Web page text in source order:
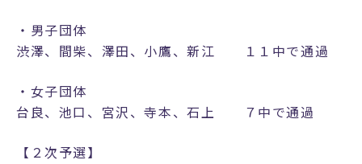
・男子団体
渋澤、間柴、澤田、小鷹、新江 １１中で通過
・女子団体
台良、池口、宮沢、寺本、石上 ７中で通過
【２次予選】